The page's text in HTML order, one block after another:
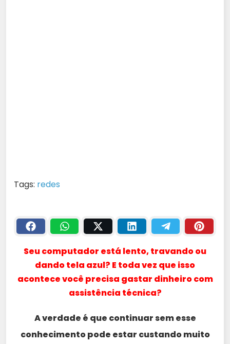
Tags: redes
Seu computador está lento, travando ou
dando tela azul? E toda vez que isso
acontece você precisa gastar dinheiro com
assistência técnica?
A verdade é que continuar sem esse
conhecimento pode estar custando muito